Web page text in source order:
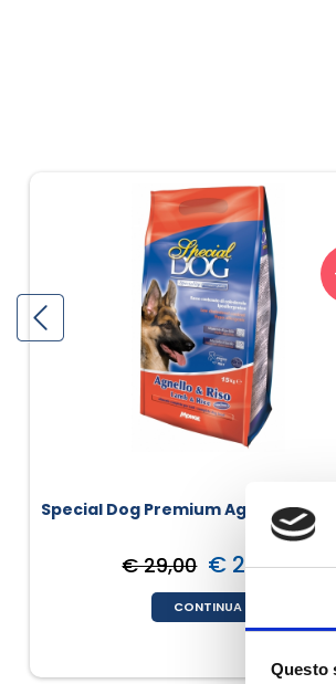
Questo
Special Dog Premium Agnello E Riso
€ 29,00 € 24,65
CONTINUA